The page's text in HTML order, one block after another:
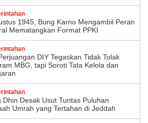
1945, Bung Karno Mengambil Peran
Mematangkan Format PPKI
DIY Tegaskan Tidak Tolak
MBG, tapi Soroti Tata Kelola dan
Dhin Desak Usut Tuntas Puluhan
Umrah yang Tertahan di Jeddah